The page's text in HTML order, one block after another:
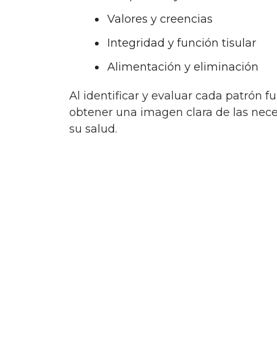
Valores y creencias
Integridad y función tisular
Alimentación y eliminación
Al identificar y evaluar cada patrón funcional de salud, los enfermeros pueden
obtener una imagen clara de las
su salud.